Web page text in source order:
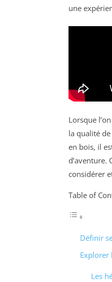
une
Lorsque
la qualité
en bois, il
d’aventure.
considérer
Table of
Définir
Explorer
Les